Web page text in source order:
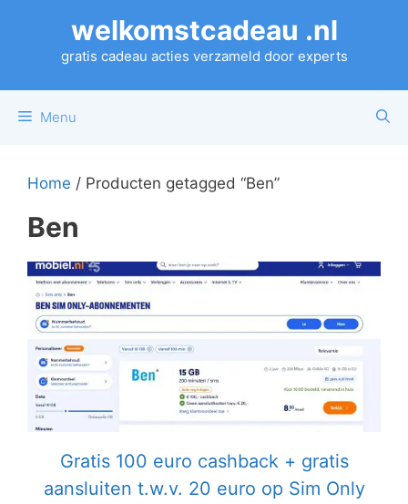
welkomstcadeau .nl
gratis cadeau acties verzameld door experts
Menu
Home / Producten getagged “Ben”
Ben
Gratis 100 euro cashback + gratis
aansluiten t.w.v. 20 euro op Sim Only